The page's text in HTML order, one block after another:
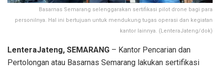
Basarnas Semarang selenggarakan sertifikasi pilot drone bagi para
personilnya. Hal ini bertujuan untuk mendukung tugas operasi dan kegiatan
kantor lainnya. (LenteraJateng/dok)
LenteraJateng, SEMARANG – Kantor Pencarian dan
Pertolongan atau Basarnas Semarang lakukan sertifikasi